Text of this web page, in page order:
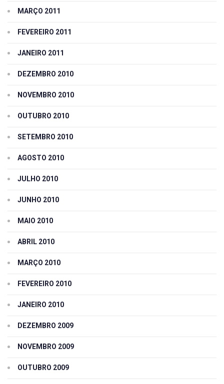
MARÇO 2011
FEVEREIRO 2011
JANEIRO 2011
DEZEMBRO 2010
NOVEMBRO 2010
OUTUBRO 2010
SETEMBRO 2010
AGOSTO 2010
JULHO 2010
JUNHO 2010
MAIO 2010
ABRIL 2010
MARÇO 2010
FEVEREIRO 2010
JANEIRO 2010
DEZEMBRO 2009
NOVEMBRO 2009
OUTUBRO 2009